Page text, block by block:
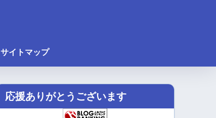
サイトマップ
応援ありがとうございます